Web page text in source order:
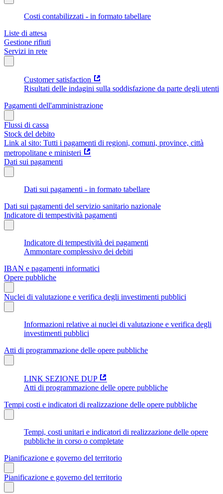
Costi contabilizzati - in formato tabellare
Liste di attesa
Gestione rifiuti
Servizi in rete
Customer satisfaction
Risultati delle indagini sulla soddisfazione da parte degli utenti
Pagamenti dell'amministrazione
Flussi di cassa
Stock del debito
Link al sito: Tutti i pagamenti di regioni, comuni, province, città
metropolitane e ministeri
Dati sui pagamenti
Dati sui pagamenti - in formato tabellare
Dati sui pagamenti del servizio sanitario nazionale
Indicatore di tempestività pagamenti
Indicatore di tempestività dei pagamenti
Ammontare complessivo dei debiti
IBAN e pagamenti informatici
Opere pubbliche
Nuclei di valutazione e verifica degli investimenti pubblici
Informazioni relative ai nuclei di valutazione e verifica degli
investimenti pubblici
Atti di programmazione delle opere pubbliche
LINK SEZIONE DUP
Atti di programmazione delle opere pubbliche
Tempi costi e indicatori di realizzazione delle opere pubbliche
Tempi, costi unitari e indicatori di realizzazione delle opere
pubbliche in corso o completate
Pianificazione e governo del territorio
Pianificazione e governo del territorio